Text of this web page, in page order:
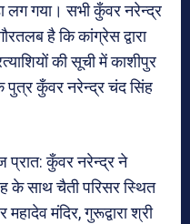
लग गया। सभी कुँवर नरेन्द्र
है कि कांग्रेस द्वारा
की सूची में काशीपुर
पुत्र कुँवर नरेन्द्र चंद सिंह
प्रात: कुँवर नरेन्द्र ने
के साथ चैती परिसर स्थित
महादेव मंदिर, गुरूद्वारा श्री